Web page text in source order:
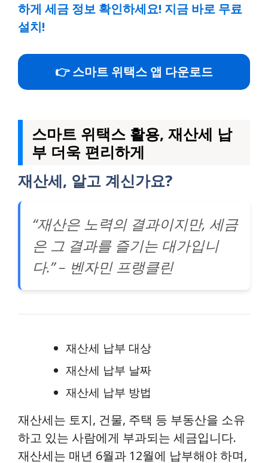
하게 세금 정보 확인하세요! 지금 바로 무료
설치!
👉 스마트 위택스 앱 다운로드
스마트 위택스 활용, 재산세 납
부 더욱 편리하게
재산세, 알고 계신가요?
“재산은 노력의 결과이지만, 세금
은 그 결과를 즐기는 대가입니
다.” – 벤자민 프랭클린
재산세 납부 대상
재산세 납부 날짜
재산세 납부 방법
재산세는 토지, 건물, 주택 등 부동산을 소유
하고 있는 사람에게 부과되는 세금입니다.
재산세는 매년 6월과 12월에 납부해야 하며,